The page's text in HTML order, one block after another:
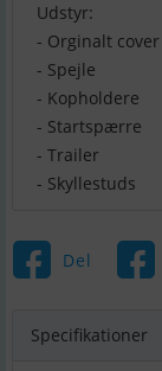
Udstyr:
- Orginalt cover
- Spejle
- Kopholdere
- Startspærre
- Trailer
- Skyllestuds
Del
Specifikationer